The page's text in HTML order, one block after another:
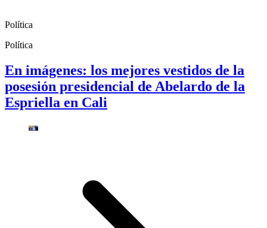
Política
Política
En imágenes: los mejores vestidos de la
posesión presidencial de Abelardo de la
Espriella en Cali